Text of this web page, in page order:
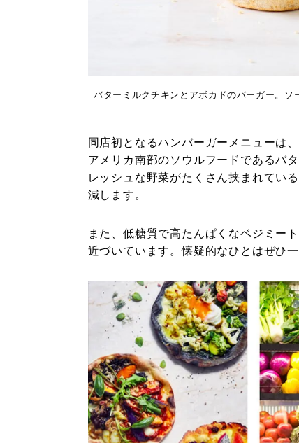
バターミルクチキンとアボカドのバーガー。ソ
同店初となるハンバーガーメニューは
アメリカ南部のソウルフードであるバ
レッシュな野菜がたくさん挟まれてい
減します。
また、低糖質で高たんぱくなベジミー
近づいています。懐疑的なひとはぜひ